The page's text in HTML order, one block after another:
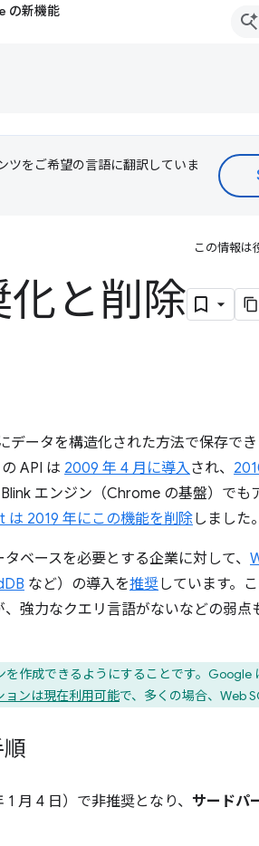
の新機能
ツをご希望の言語に翻訳していま
この情報は
化と削除
ータを構造化された方法で保存で
API は 2009 年 4 月に導入され、
エンジン（Chrome の基盤）でも
は 2019 年にこの機能を削除しました。
ベースを必要とする企業に対して、
など）の導入を推奨しています。
強力なクエリ言語がないなどの弱点
作成できるようにすることです。Google
ョンは現在利用可能で、多くの場合、Web
1 月 4 日）で非推奨となり、 サードパ